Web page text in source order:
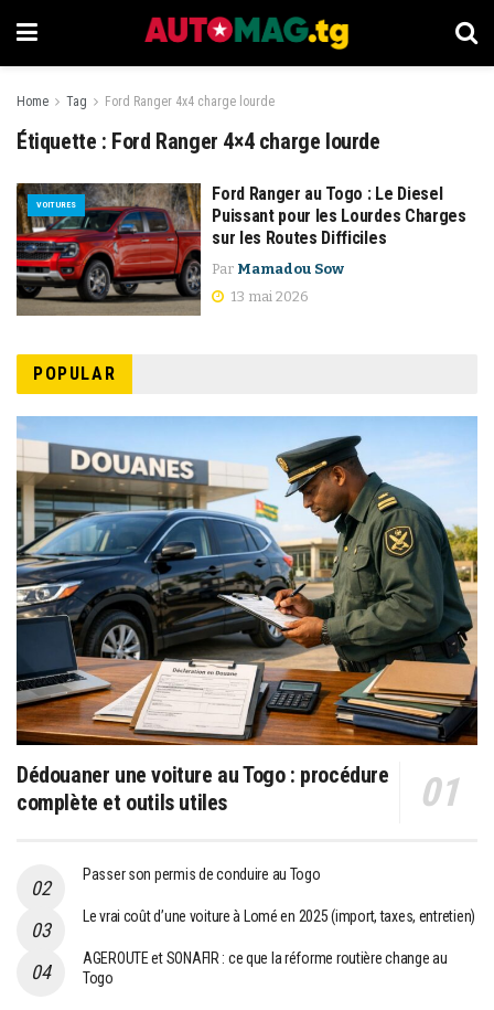
Home Tag Ford Ranger 4x4 charge lourde
Étiquette : Ford Ranger 4×4 charge lourde
VOITURES
Ford Ranger au Togo : Le Diesel
Puissant pour les Lourdes Charges
sur les Routes Difficiles
Par Mamadou Sow
13 mai 2026
POPULAR
Dédouaner une voiture au Togo : procédure
complète et outils utiles
Passer son permis de conduire au Togo
Le vrai coût d’une voiture à Lomé en 2025 (import, taxes, entretien)
AGEROUTE et SONAFIR : ce que la réforme routière change au
Togo